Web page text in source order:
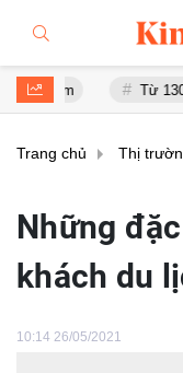
Từ 130 lên gần
Trang chủ Thị
Những
khách du
10:14 26/05/2021